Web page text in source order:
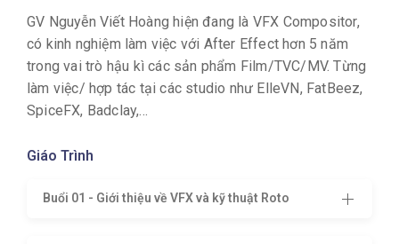
Compositingdành cho những ai đã có nền tảng về
After Effects muốn nâng cao kỹ năng xử lý kỹ xảo
VFX bằng After Effects.
Khóa học yêu cầu học viên biết sử dụng phần mềm
mới hoàn toàn, bạn có thể học khóa
học Kỹ Xảo VFX này. *Xem chi tiết:
GV Nguyễn Viết Hoàng hiện đang là VFX Compositor,
có kinh nghiệm làm việc với After Effect hơn 5 năm
trong vai trò hậu kì các sản phẩm Film/TVC/MV. Từng
làm việc/ hợp tác tại các studio như ElleVN, FatBeez,
SpiceFX, Badclay,…
Giáo Trình
Buổi 01 - Giới thiệu về VFX và kỹ thuật Roto